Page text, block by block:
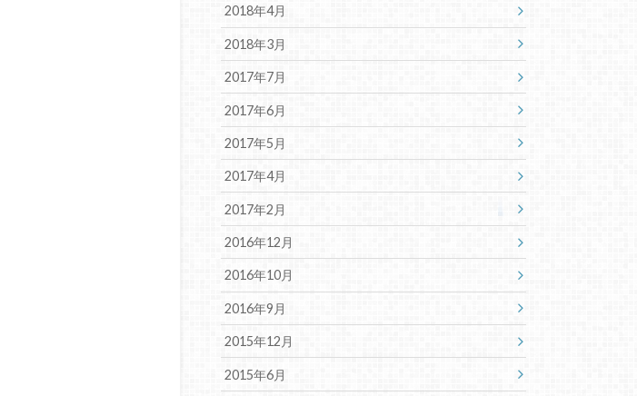
2018年4月
2018年3月
2017年7月
2017年6月
2017年5月
2017年4月
2017年2月
2016年12月
2016年10月
2016年9月
2015年12月
2015年6月